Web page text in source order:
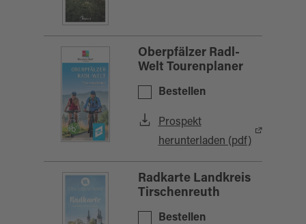
Oberpfälzer Radl-
Welt Tourenplaner
Bestellen
Prospekt
herunterladen (pdf)
Radkarte Landkreis
Tirschenreuth
Bestellen